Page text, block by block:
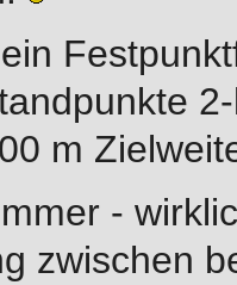
m
-
zwischen